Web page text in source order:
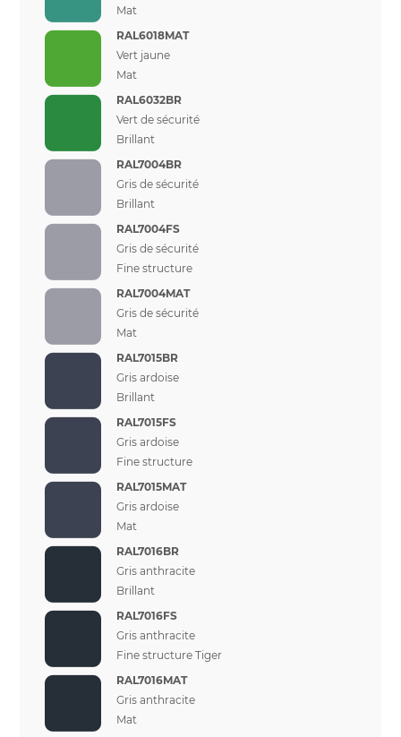
Mat
RAL6018MAT
Vert jaune
Mat
RAL6032BR
Vert de sécurité
Brillant
RAL7004BR
Gris de sécurité
Brillant
RAL7004FS
Gris de sécurité
Fine structure
RAL7004MAT
Gris de sécurité
Mat
RAL7015BR
Gris ardoise
Brillant
RAL7015FS
Gris ardoise
Fine structure
RAL7015MAT
Gris ardoise
Mat
RAL7016BR
Gris anthracite
Brillant
RAL7016FS
Gris anthracite
Fine structure Tiger
RAL7016MAT
Gris anthracite
Mat